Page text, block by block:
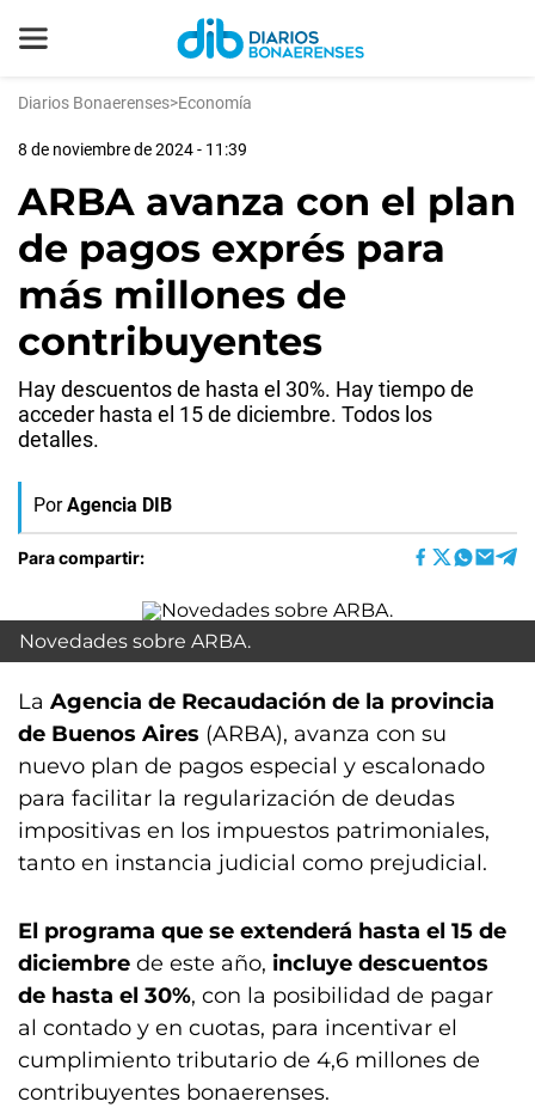
Diarios Bonaerenses>Economía
8 de noviembre de 2024 - 11:39
ARBA avanza con el plan
de pagos exprés para
más millones de
contribuyentes
Hay descuentos de hasta el 30%. Hay tiempo de
acceder hasta el 15 de diciembre. Todos los
detalles.
Por Agencia DIB
Para compartir:
Novedades sobre ARBA.
La Agencia de Recaudación de la provincia
de Buenos Aires (ARBA), avanza con su
nuevo plan de pagos especial y escalonado
para facilitar la regularización de deudas
impositivas en los impuestos patrimoniales,
tanto en instancia judicial como prejudicial.
El programa que se extenderá hasta el 15 de
diciembre de este año, incluye descuentos
de hasta el 30%, con la posibilidad de pagar
al contado y en cuotas, para incentivar el
cumplimiento tributario de 4,6 millones de
contribuyentes bonaerenses.